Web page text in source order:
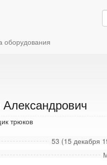
оборудования
трюков
53 (15 декабря